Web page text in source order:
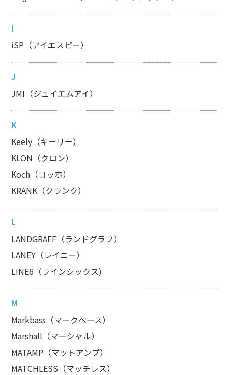
I
iSP（アイエスピー）
J
JMI（ジェイエムアイ）
K
Keely（キーリー）
KLON（クロン）
Koch（コッホ）
KRANK（クランク）
L
LANDGRAFF（ランドグラフ）
LANEY（レイニー）
LINE6（ラインシックス)
M
Markbass（マークベース）
Marshall（マーシャル）
MATAMP（マットアンプ）
MATCHLESS（マッチレス）